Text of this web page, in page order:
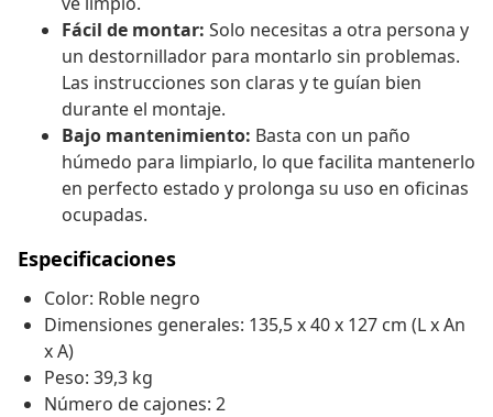
Fácil de montar: Solo necesitas a otra persona y
un destornillador para montarlo sin problemas.
Las instrucciones son claras y te guían bien
durante el montaje.
Bajo mantenimiento: Basta con un paño
húmedo para limpiarlo, lo que facilita mantenerlo
en perfecto estado y prolonga su uso en oficinas
ocupadas.
Especificaciones
Color: Roble negro
Dimensiones generales: 135,5 x 40 x 127 cm (L x An
x A)
Peso: 39,3 kg
Número de cajones: 2